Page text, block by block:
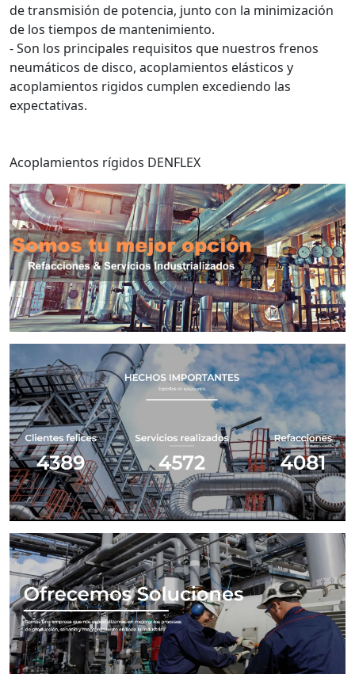
de transmisión de potencia, junto con la minimización
de los tiempos de mantenimiento.
- Son los principales requisitos que nuestros frenos
neumáticos de disco, acoplamientos elásticos y
acoplamientos rigidos cumplen excediendo las
expectativas.
Acoplamientos rígidos DENFLEX